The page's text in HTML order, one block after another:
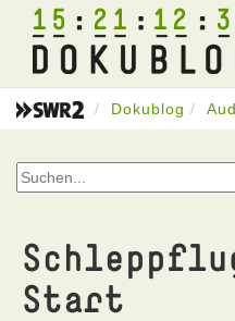
15 21 12
Dokublog
Start